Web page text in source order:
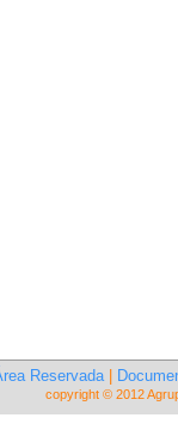
Reservada |
copyright © 2012